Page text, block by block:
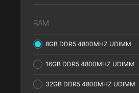
RAM
8GB DDR5 4800MHZ UDIMM
16GB DDR5 4800MHZ UDIMM
32GB DDR5 4800MHZ UDIMM